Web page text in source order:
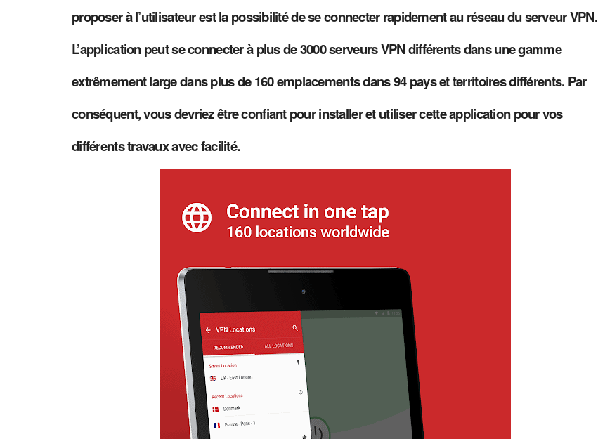
proposer à l’utilisateur est la possibilité de se connecter rapidement au réseau du serveur VPN.
L’application peut se connecter à plus de 3000 serveurs VPN différents dans une gamme
extrêmement large dans plus de 160 emplacements dans 94 pays et territoires différents. Par
conséquent, vous devriez être confiant pour installer et utiliser cette application pour vos
différents travaux avec facilité.